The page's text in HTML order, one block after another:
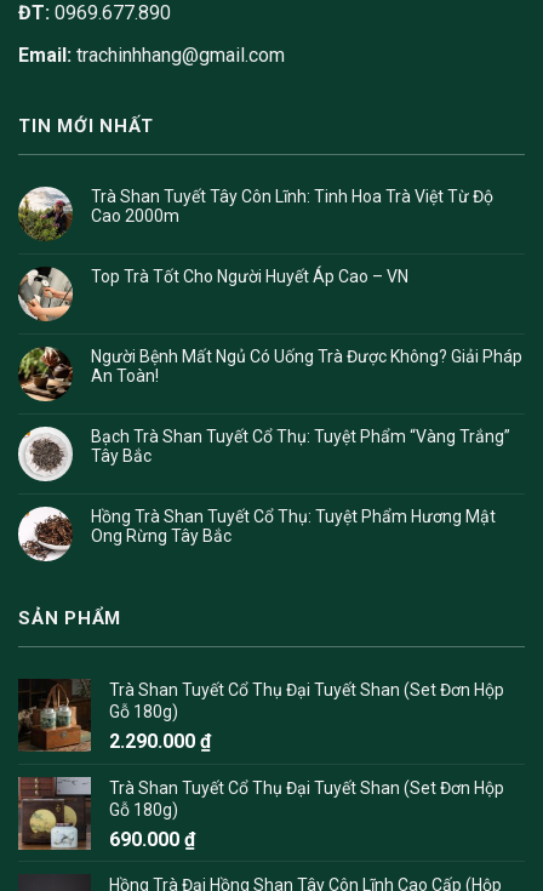
ĐT: 0969.677.890
Email: trachinhhang@gmail.com
TIN MỚI NHẤT
Trà Shan Tuyết Tây Côn Lĩnh: Tinh Hoa Trà Việt Từ Độ
Cao 2000m
Top Trà Tốt Cho Người Huyết Áp Cao – VN
Người Bệnh Mất Ngủ Có Uống Trà Được Không? Giải Pháp
An Toàn!
Bạch Trà Shan Tuyết Cổ Thụ: Tuyệt Phẩm “Vàng Trắng”
Tây Bắc
Hồng Trà Shan Tuyết Cổ Thụ: Tuyệt Phẩm Hương Mật
Ong Rừng Tây Bắc
SẢN PHẨM
Trà Shan Tuyết Cổ Thụ Đại Tuyết Shan (Set Đơn Hộp
Gỗ 180g)
2.290.000 ₫
Trà Shan Tuyết Cổ Thụ Đại Tuyết Shan (Set Đơn Hộp
Gỗ 180g)
690.000 ₫
Hồng Trà Đại Hồng Shan Tây Côn Lĩnh Cao Cấp (Hộp